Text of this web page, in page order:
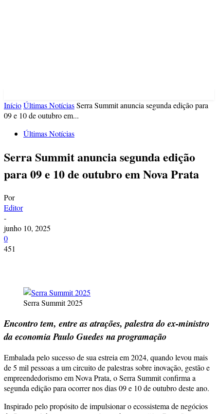
InícioÚltimas NotíciasSerra Summit anuncia segunda edição para
09 e 10 de outubro em...
Últimas Notícias
Serra Summit anuncia segunda edição
para 09 e 10 de outubro em Nova Prata
Por
Editor
-
junho 10, 2025
0
451
Serra Summit 2025
Encontro tem, entre as atrações, palestra do ex-ministro
da economia Paulo Guedes na programação
Embalada pelo sucesso de sua estreia em 2024, quando levou mais
de 5 mil pessoas a um circuito de palestras sobre inovação, gestão e
empreendedorismo em Nova Prata, o Serra Summit confirma a
segunda edição para ocorrer nos dias 09 e 10 de outubro deste ano.
Inspirado pelo propósito de impulsionar o ecossistema de negócios